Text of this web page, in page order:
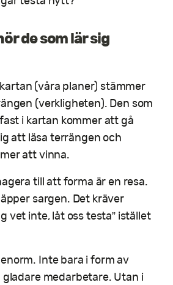
de som lär sig
(våra planer) stämmer
(verkligheten). Den som
i kartan kommer att gå
att läsa terrängen och
att vinna.
till att forma är en resa.
sargen. Det kräver
vet inte, låt oss testa” istället
Inte bara i form av
medarbetare. Utan i